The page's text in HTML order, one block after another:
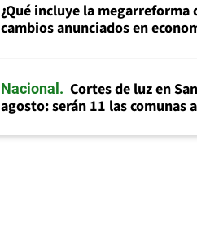
¿Qué incluye la megarreforma
cambios anunciados en
Nacional
Cortes de luz en
agosto: serán 11 las comunas